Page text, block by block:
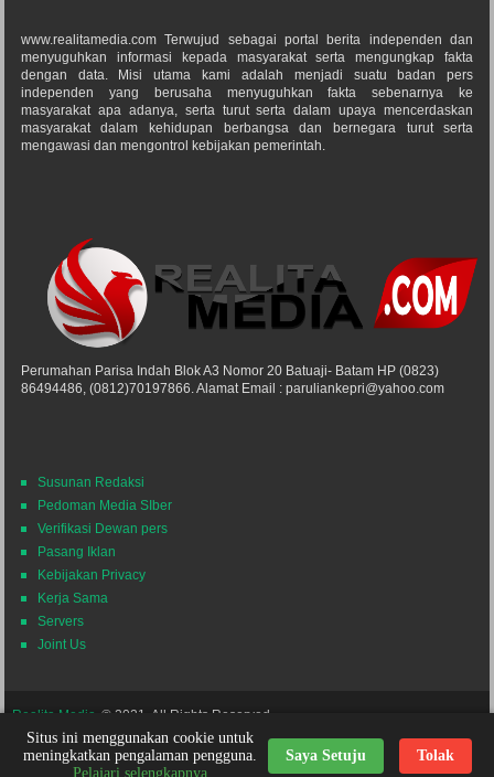
www.realitamedia.com Terwujud sebagai portal berita independen dan
menyuguhkan informasi kepada masyarakat serta mengungkap fakta
dengan data. Misi utama kami adalah menjadi suatu badan pers
independen yang berusaha menyuguhkan fakta sebenarnya ke
masyarakat apa adanya, serta turut serta dalam upaya mencerdaskan
masyarakat dalam kehidupan berbangsa dan bernegara turut serta
mengawasi dan mengontrol kebijakan pemerintah.
Perumahan Parisa Indah Blok A3 Nomor 20 Batuaji- Batam HP (0823)
86494486, (0812)70197866. Alamat Email : paruliankepri@yahoo.com
Susunan Redaksi
Pedoman Media SIber
Verifikasi Dewan pers
Pasang Iklan
Kebijakan Privacy
Kerja Sama
Servers
Joint Us
Realita Media © 2021. All Rights Reserved.
Powered by Themes24x7 Nick Desain
Situs ini menggunakan cookie untuk
meningkatkan pengalaman pengguna.
Pelajari selengkapnya
Saya Setuju Tolak